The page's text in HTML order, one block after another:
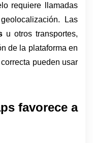
requiere llamadas
Las
u otros transportes,
de la plataforma en
pueden usar
favorece a